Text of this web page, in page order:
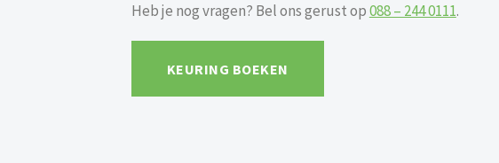
Heb je nog vragen? Bel ons gerust op088 – 244 0111.
KEURING BOEKEN